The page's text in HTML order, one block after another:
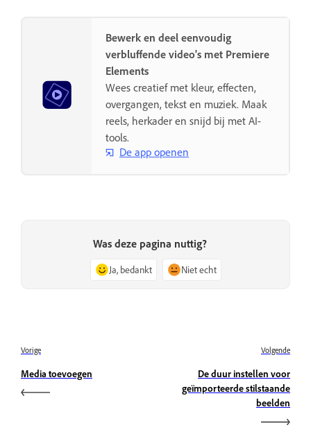
Bewerk en deel eenvoudig
verbluffende video's met Premiere
Elements
Wees creatief met kleur, effecten,
overgangen, tekst en muziek. Maak
reels, herkader en snijd bij met AI-
tools.
De app openen
Was deze pagina nuttig?
Ja, bedankt Niet echt
Vorige
Media toevoegen
Volgende
De duur instellen voor
geïmporteerde stilstaande
beelden